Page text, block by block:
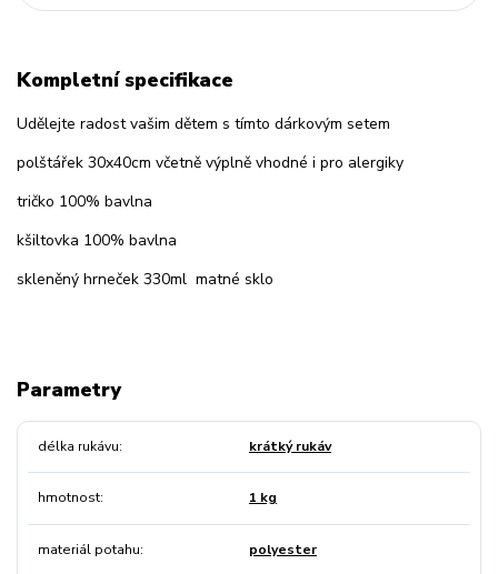
Kompletní specifikace
Udělejte radost vašim dětem s tímto dárkovým setem
polštářek 30x40cm včetně výplně vhodné i pro alergiky
tričko 100% bavlna
kšiltovka 100% bavlna
skleněný hrneček 330ml matné sklo
Parametry
délka rukávu krátký rukáv
hmotnost 1 kg
materiál potahu polyester